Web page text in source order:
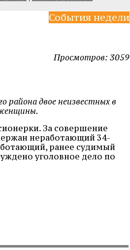
События недели
Просмотров: 3059
района двое неизвестных в
За совершение
неработающий 34-
ранее судимый
уголовное дело по